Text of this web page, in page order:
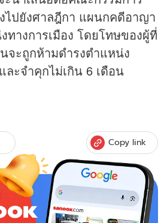
ปยังศาลฎีกา แผนกคดีอาญา
ทางการเมือง โดยโทษของผู้ที่
ะถูกห้ามดำรงตำแหน่ง
ละจำคุกไม่เกิน 6 เดือน
Copy link